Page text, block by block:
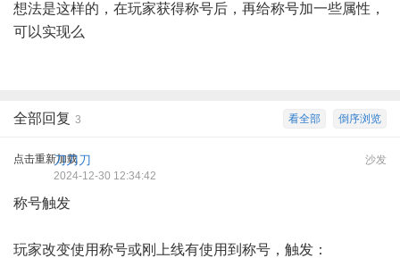
想法是这样的，在玩家获得称号后，再给称号加一些属性，
可以实现么
倒序浏览
看全部
全部回复 3
点击重新加载 沙发
刀刀刀
2024-12-30 12:34:42
称号触发
玩家改变使用称号或刚上线有使用到称号，触发：